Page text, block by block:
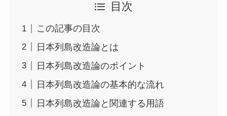
目次
この記事の目次
日本列島改造論とは
日本列島改造論のポイント
日本列島改造論の基本的な流れ
日本列島改造論と関連する用語